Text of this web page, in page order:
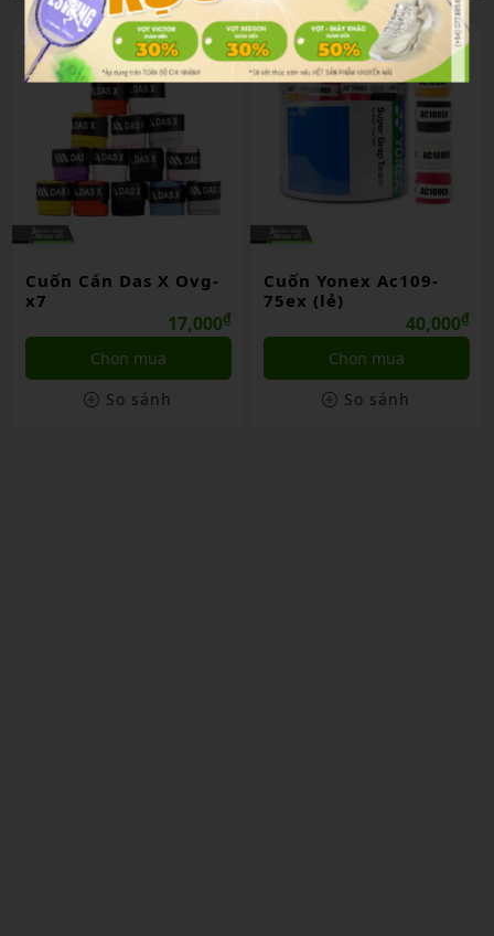
Cuốn Cán Das X Ovg-
x7
17,000₫
Chọn mua
So sánh
Cuốn Yonex Ac109-
75ex (lẻ)
40,000₫
Chọn mua
So sánh